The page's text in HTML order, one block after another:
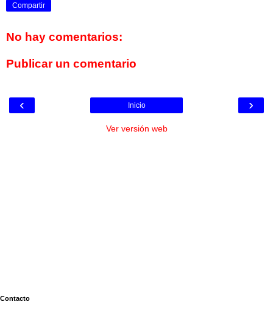
Compartir
No hay comentarios:
Publicar un comentario
‹ ›
Inicio
Ver versión web
Contacto